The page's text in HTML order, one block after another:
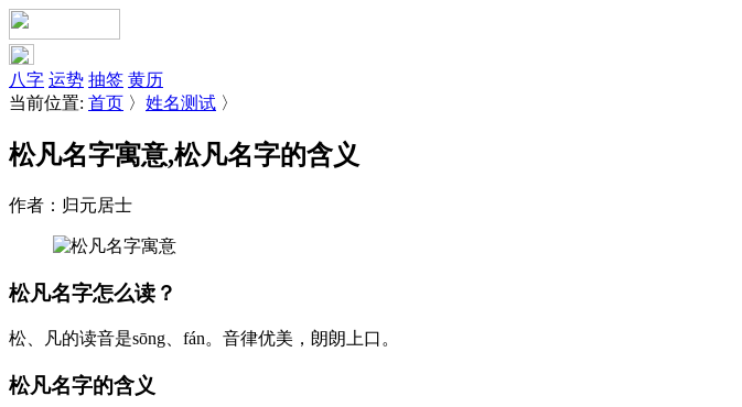
八字 运势 抽签 黄历
当前位置: 首页 〉 姓名测试 〉
松凡名字寓意,松凡名字的含义
作者：归元居士
松凡名字怎么读？
松 凡的读音是sōng、fán。音律优美，朗朗上口。
松凡名字的含义